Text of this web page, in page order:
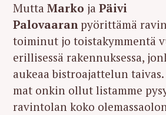
Mutta Marko ja Päivi
Palovaaranpyörittämä
toiminut jo toistakymmentä
erillisessä rakennuksessa,
aukeaa bistroajattelun
mat onkin ollut listamme
ravintolan koko